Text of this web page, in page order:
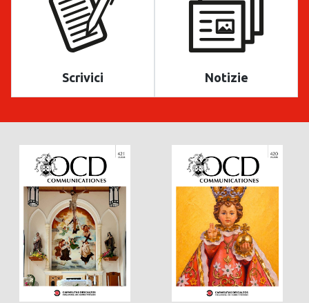
Scrivici Notizie